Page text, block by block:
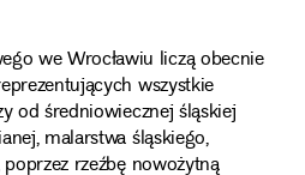
we Wrocławiu liczą obecnie
wszystkie
od średniowiecznej śląskiej
malarstwa śląskiego,
rzeźbę nowożytną